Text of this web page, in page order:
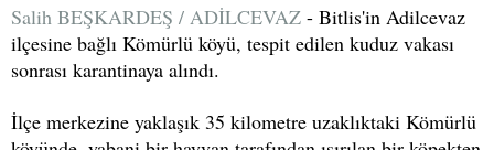
Salih BEŞKARDEŞ / ADİLCEVAZ - Bitlis'in Adilcevaz
ilçesine bağlı Kömürlü köyü, tespit edilen kuduz vakası
sonrası karantinaya alındı.
İlçe merkezine yaklaşık 35 kilometre uzaklıktaki Kömürlü